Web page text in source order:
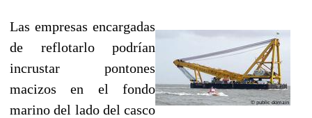
Las empresas encargadas
de reflotarlo podrían
incrustar pontones
macizos en el fondo
marino del lado del casco